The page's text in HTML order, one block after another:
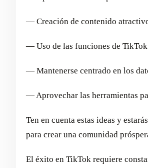
— Creación de contenido
— Uso de las funciones de
— Mantenerse centrado en los
— Aprovechar las herramientas
Ten en cuenta estas ideas y
para crear una comunidad
El éxito en TikTok requiere